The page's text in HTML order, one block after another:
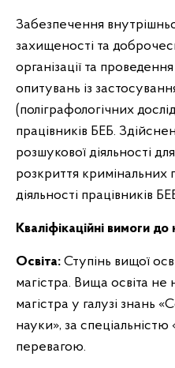
Забезпечення
захищеності та
організації та
опитувань із
(поліграфологічних
працівників БЕБ.
розшукової діяльності
розкриття
діяльності працівників
Кваліфікаційні вимоги до
Освіта: Ступінь вищої
магістра. Вища освіта не
магістра у галузі знань
науки», за спеціальністю
перевагою.